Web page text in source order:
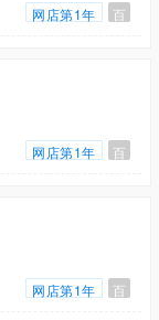
网店第1年 百
网店第1年 百
网店第1年 百